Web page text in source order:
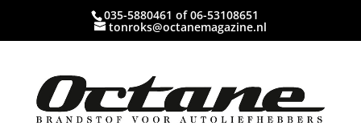
035-5880461 of 06-53108651
tonroks@octanemagazine.nl